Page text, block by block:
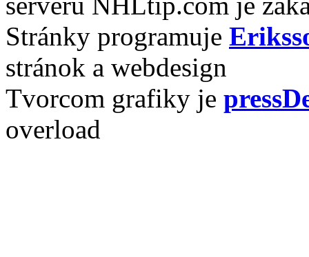
Stránky programuje
stránok a webdesign
Tvorcom grafiky je
overload